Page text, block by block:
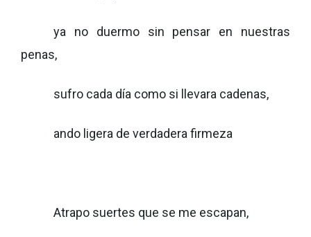
ya no duermo sin pensar en nuestras
penas,
sufro cada día como si llevara cadenas,
ando ligera de verdadera firmeza
Atrapo suertes que se me escapan,